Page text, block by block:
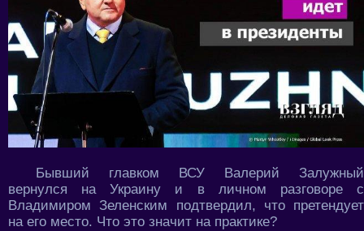
Бывший главком ВСУ Валерий Залужный
вернулся на Украину и в личном разговоре с
Владимиром Зеленским подтвердил, что претендует
на его место. Что это значит на практике?